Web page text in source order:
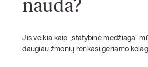
nauda?
Jis veikia kaip „statybinė medžiaga“
daugiau žmonių renkasi geriamo